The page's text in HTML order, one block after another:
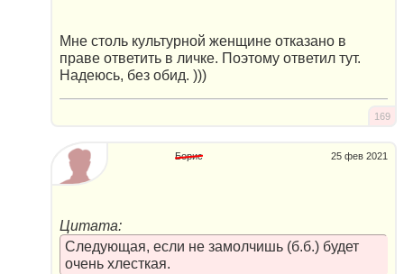
Мне столь культурной женщине отказано в
праве ответить в личке. Поэтому ответил тут.
Надеюсь, без обид. )))
169
25 фев 2021
Борис
Цитата:
Следующая, если не замолчишь (б.б.) будет
очень хлесткая.